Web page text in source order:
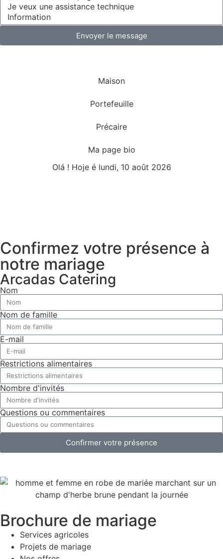
Envoyer le message
Maison
Portefeuille
Précaire
Ma page bio
Olá ! Hoje é lundi, 10 août 2026
Confirmez votre présence à
notre mariage
Arcadas Catering
Nom
Nom de famille
E-mail
Restrictions alimentaires
Nombre d'invités
Questions ou commentaires
Confirmer votre présence
Brochure de mariage
Services agricoles
Projets de mariage